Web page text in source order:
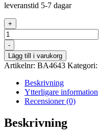
leveranstid 5-7 dagar
+
Antal
-
Lägg till i varukorg
Artikelnr: BA4643 Kategori:
Beskrivning
Ytterligare information
Recensioner (0)
Beskrivning